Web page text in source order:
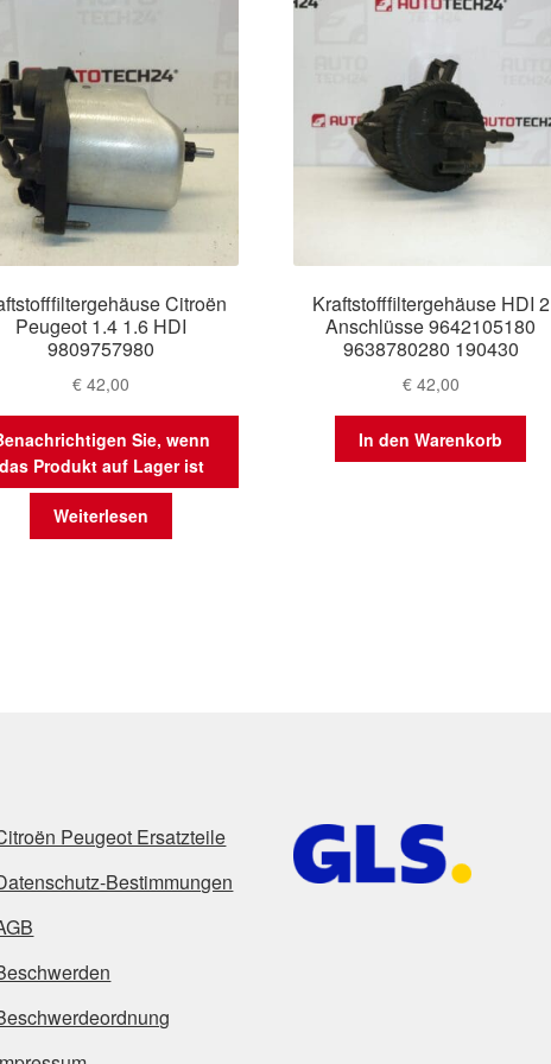
Citroën
Peugeot 1.4 1.6 HDI
9809757980
€ 42,00
Sie, wenn
Produkt auf Lager ist
Weiterlesen
Kraftstofffiltergehäuse HDI 2
Anschlüsse 9642105180
9638780280 190430
€42,00
In den Warenkorb
Peugeot Ersatzteile
Bestimmungen